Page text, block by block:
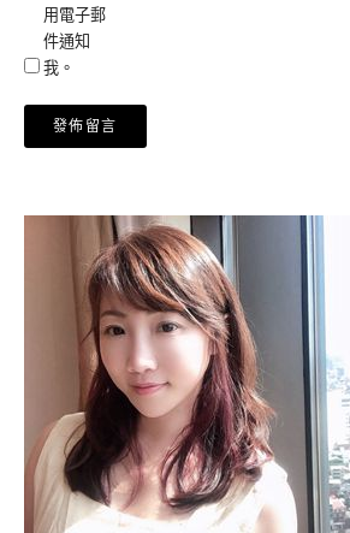
用電子郵
件通知
我。